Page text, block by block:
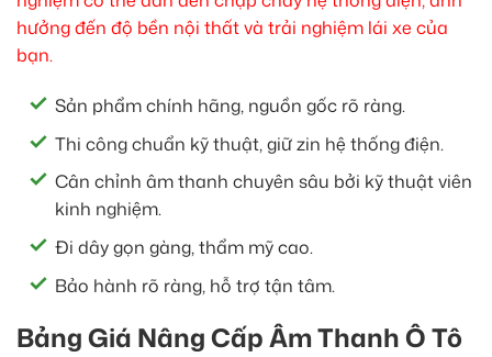
hưởng đến độ bền nội thất và trải nghiệm lái xe của
bạn.
Sản phẩm chính hãng, nguồn gốc rõ ràng.
Thi công chuẩn kỹ thuật, giữ zin hệ thống điện.
Cân chỉnh âm thanh chuyên sâu bởi kỹ thuật viên
kinh nghiệm.
Đi dây gọn gàng, thẩm mỹ cao.
Bảo hành rõ ràng, hỗ trợ tận tâm.
Bảng Giá Nâng Cấp Âm Thanh Ô Tô